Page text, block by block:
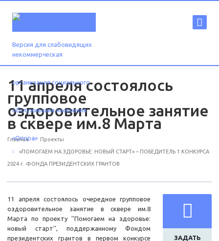
Версия для слабовидящих
11 апреля состоялось
групповое
оздоровительное занятие
в сквере им.8 Марта
Главная Проекты
«ПОМОГАЕМ НА ЗДОРОВЬЕ: НОВЫЙ СТАРТ» – ПОБЕДИТЕЛЬ 1 КОНКУРСА
2024 г. ФОНДА ПРЕЗИДЕНТСКИХ ГРАНТОВ
ЗАДАТЬ
11 апреля состоялось очередное групповое
оздоровительное занятие в сквере им.8
Марта по проекту ''Помогаем на здоровье:
новый старт'', поддержанному Фондом
президентских грантов в первом конкурсе